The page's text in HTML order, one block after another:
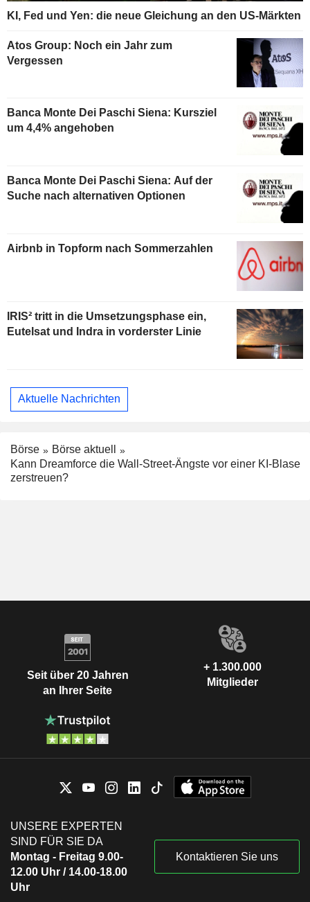
KI, Fed und Yen: die neue Gleichung an den US-Märkten
Atos Group: Noch ein Jahr zum
Vergessen
Banca Monte Dei Paschi Siena: Kursziel
um 4,4% angehoben
Banca Monte Dei Paschi Siena: Auf der
Suche nach alternativen Optionen
Airbnb in Topform nach Sommerzahlen
IRIS² tritt in die Umsetzungsphase ein,
Eutelsat und Indra in vorderster Linie
Aktuelle Nachrichten
Börse
Börse aktuell
Kann Dreamforce die Wall-Street-Ängste vor einer KI-Blase
zerstreuen?
Seit über 20 Jahren
an Ihrer Seite
+ 1.300.000
Mitglieder
UNSERE EXPERTEN
SIND FÜR SIE DA
Montag - Freitag 9.00-
12.00 Uhr / 14.00-18.00
Uhr
Kontaktieren Sie uns